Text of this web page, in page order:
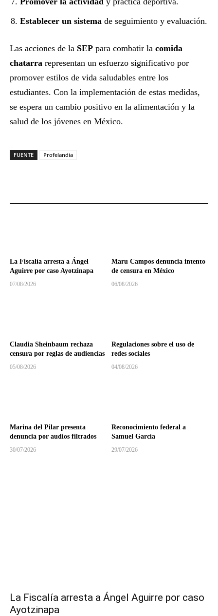
Establecer un sistema de seguimiento y evaluación.
Las acciones de la SEP para combatir la comida
chatarra representan un esfuerzo significativo por
promover estilos de vida saludables entre los
estudiantes. Con la implementación de estas medidas,
se espera un cambio positivo en la alimentación y la
salud de los jóvenes en México.
FUENTE Profelandia
La Fiscalía arresta a Ángel
Aguirre por caso Ayotzinapa
07/08/2026
Maru Campos denuncia intento
de censura en México
06/08/2026
Claudia Sheinbaum rechaza
censura por reglas de audiencias
05/08/2026
Regulaciones sobre el uso de
redes sociales
04/08/2026
Marina del Pilar presenta
denuncia por audios filtrados
30/07/2026
Reconocimiento federal a
Samuel García
29/07/2026
La Fiscalía arresta a Ángel Aguirre por caso
Ayotzinapa